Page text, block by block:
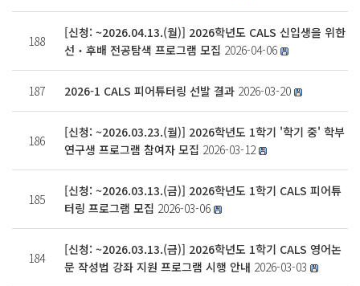
188
[신청: ~2026.04.13.(월)] 2026학년도 CALS 신입생을 위한
선‧후배 전공탐색 프로그램 모집 2026-04-06
187 2026-1 CALS 피어튜터링 선발 결과 2026-03-20
186
[신청: ~2026.03.23.(월)] 2026학년도 1학기 '학기 중' 학부
연구생 프로그램 참여자 모집 2026-03-12
185
[신청: ~2026.03.13.(금)] 2026학년도 1학기 CALS 피어튜
터링 프로그램 모집 2026-03-06
184
[신청: ~2026.03.13.(금)] 2026학년도 1학기 CALS 영어논
문 작성법 강좌 지원 프로그램 시행 안내 2026-03-03